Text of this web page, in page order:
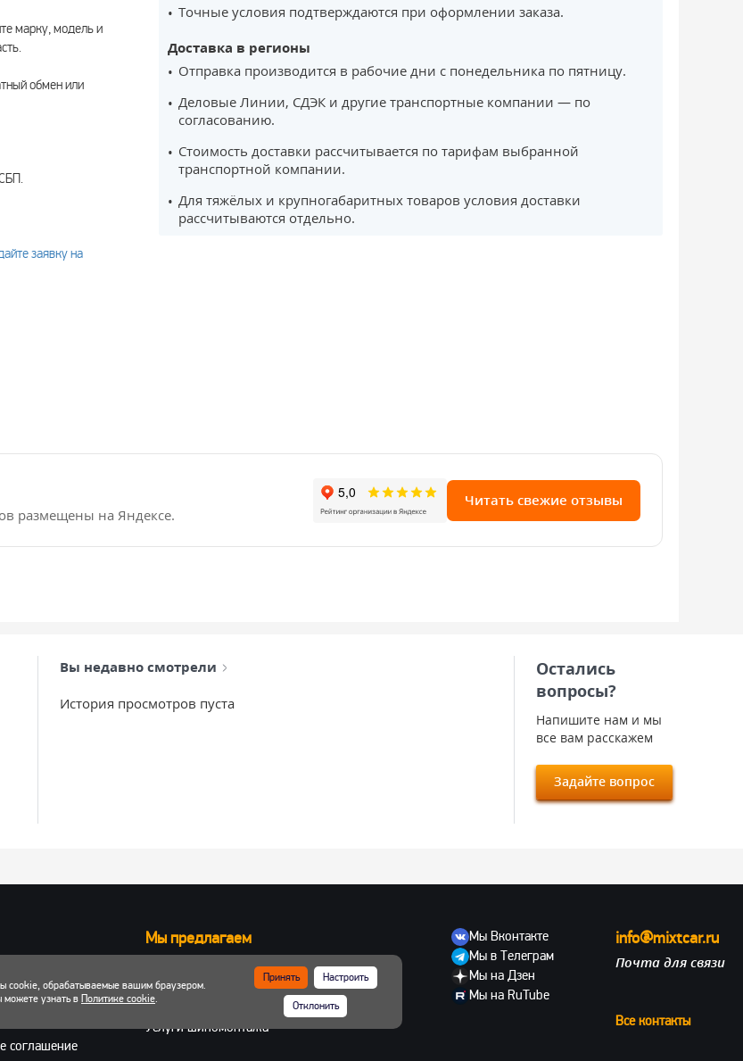
марку, модель и
обмен или
заявку на
Точные условия подтверждаются при оформлении заказа.
Доставка в регионы
Отправка производится в рабочие дни с понедельника по пятницу.
Деловые Линии, СДЭК и другие транспортные компании — по
согласованию.
Стоимость доставки рассчитывается по тарифам выбранной
транспортной компании.
Для тяжёлых и крупногабаритных товаров условия доставки
рассчитываются отдельно.
размещены на Яндексе.
Читать свежие отзывы
Вы недавно смотрели
История просмотров пуста
Остались
вопросы?
Напишите нам и мы
все вам расскажем
Задайте вопрос
соглашение
Мы предлагаем
Запчасти для вилочных погрузчиков
Запчасти для двигателей
Шины, колеса, диски
Услуги шиномонтажа
Мы Вконтакте
Мы в Телеграм
Мы на Дзен
Мы на RuTube
info@mixtcar.ru
Почта для связи
Все контакты
cookie, обрабатываемые вашим браузером.
узнать в Политике cookie.
Принять Настроить
Отклонить